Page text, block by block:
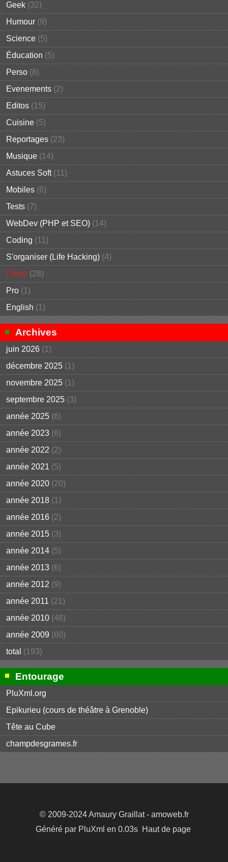
Geek (32)
Humour (9)
Science (5)
Éducation (5)
Perso (8)
Evenements (2)
Editos (15)
Cuisine (5)
Reportages (23)
Musique (14)
Astuces Soft(11)
Mobiles (6)
Tests (7)
WebDev (PHP et SEO) (14)
Coding (11)
S'organiser (Life Hacking) (4)
Photo (28)
Pro (1)
English (1)
Archives
juin 2026 (1)
décembre 2025 (1)
novembre 2025 (1)
septembre 2025 (3)
année 2025 (6)
année 2023 (6)
année 2022 (2)
année 2021 (5)
année 2020 (20)
année 2018 (1)
année 2016 (2)
année 2015 (3)
année 2014 (5)
année 2013 (6)
année 2012 (9)
année 2011 (21)
année 2010 (46)
année 2009 (60)
total (193)
Entourage
PluXml.org
Epikurieu (cours de théâtre à Grenoble)
Tête au Cube
champdesgrames.fr
© 2009-2024Amaury Graillat- amoweb.fr
Généré par PluXml en 0.03s Haut de page